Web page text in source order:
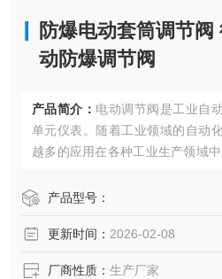
防爆电动套筒调节阀 德国进口不锈钢电
动防爆调节阀
产品简介： 电动调节阀是工业自
单元仪表。随着工业领域的自动
越多的应用在各种工业生产领域中防
产品型号：
更新时间： 2026-02-08
厂商性质： 生产厂家